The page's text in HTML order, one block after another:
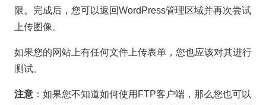
限。完成后，您可以返回WordPress管理区域并再次尝试
上传图像。
如果您的网站上有任何文件上传表单，您也应该对其进行
测试。
注意 ：如果您不知道如何使用FTP客户端，那么您也可以